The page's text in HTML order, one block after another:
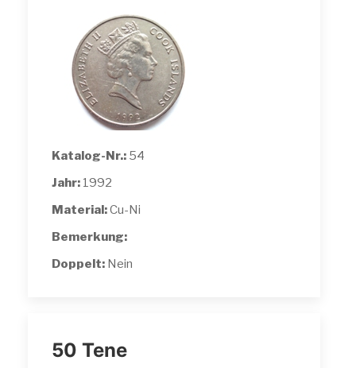
Katalog-Nr.: 54
Jahr: 1992
Material:Cu-Ni
Bemerkung:
Doppelt: Nein
50 Tene